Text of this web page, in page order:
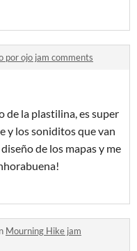
por ojo jam comments
de la plastilina, es super
y los soniditos que van
de los mapas y me
Mourning Hike jam